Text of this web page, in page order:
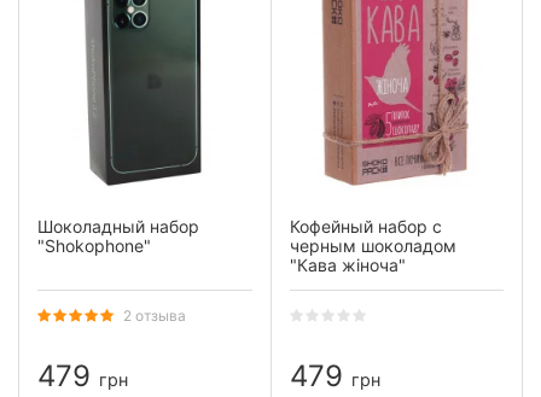
Шоколадный набор
"Shokophone"
2 отзыва
479 грн
Кофейный набор с
черным шоколадом
"Кава жіноча"
479 грн